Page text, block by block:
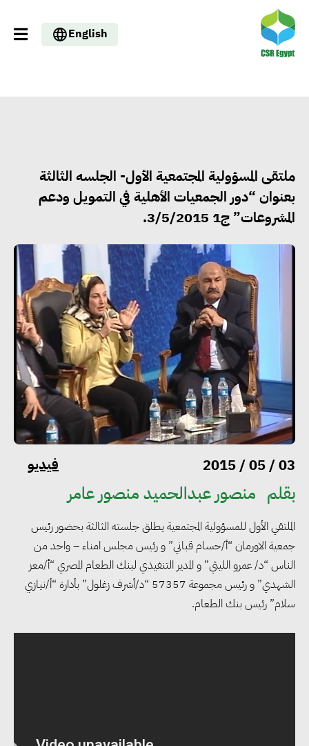
English
ملتقى المسؤولية المجتمعية الأول- الجلسه الثالثة
بعنوان “دور الجمعيات الأهلية في التمويل ودعم
المشروعات” ج1 3/5/2015.
03 / 05 / 2015 فيديو
بقلم منصور عبدالحميد منصور عامر
الملتقي الأول للمسؤولية المجتمعية يطلق جلسته الثالثة بحضور رئيس
جمعية الاورمان “أ/حسام قباني” و رئيس مجلس امناء – واحد من
الناس “د/ عمرو الليثي” و المدير التنفيذي لبنك الطعام المصري “أ/معز
الشهدي” و رئيس مجموعة 57357 “د/أشرف زغلول” بأدارة “أ/نيازي
سلام” رئيس بنك الطعام.
تعزيز أمن الطاقة وزيادة الإنتاج